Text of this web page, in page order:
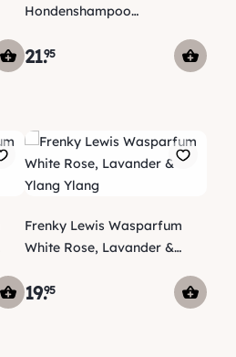
Hondenshampoo
21.95
Frenky Lewis Wasparfum
White Rose, Lavander &
19.95